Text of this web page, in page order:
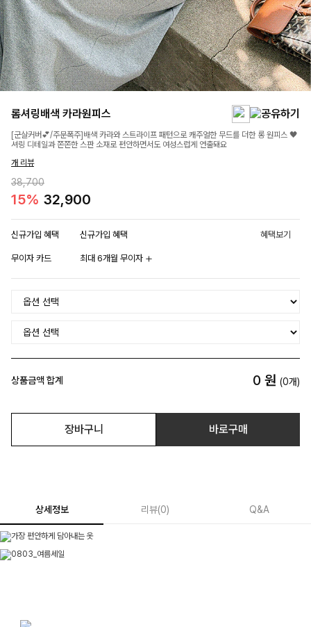
롬셔링배색 카라원피스
[군살커버💕/주문폭주]배색 카라와 스트라이프 패턴으로 캐주얼한 무드를 더한 롱 원피스 🖤
셔링 디테일과 쫀쫀한 스판 소재로 편안하면서도 여성스럽게 연출돼요
개 리뷰
38,700
15% 32,900
신규가입 혜택 신규가입 혜택 혜택보기
무이자 카드 최대 6개월 무이자
상품금액 합계 0 원 (0개)
장바구니 바로구매
상세정보 리뷰(0) Q&A